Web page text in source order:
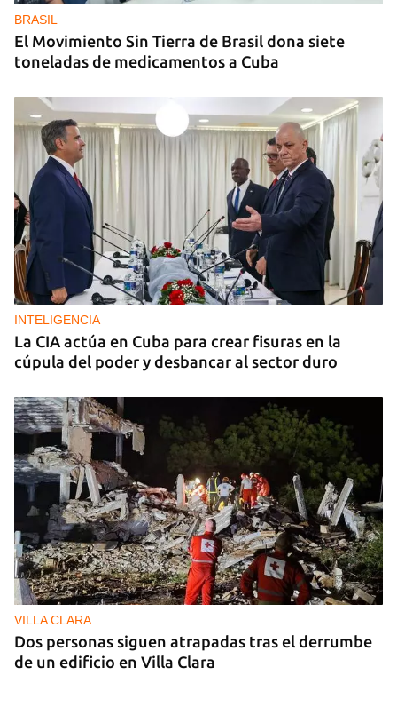
BRASIL
El Movimiento Sin Tierra de Brasil dona siete
toneladas de medicamentos a Cuba
INTELIGENCIA
La CIA actúa en Cuba para crear fisuras en la
cúpula del poder y desbancar al sector duro
VILLA CLARA
Dos personas siguen atrapadas tras el derrumbe
de un edificio en Villa Clara